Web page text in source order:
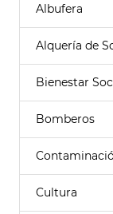
Albufera
Alquería de
Bienestar
Bomberos
Cultura